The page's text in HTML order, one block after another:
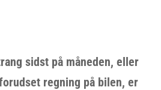
sidst på måneden, eller
regning på bilen, er